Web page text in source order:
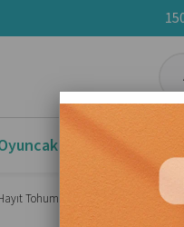
Kitaplar
Tohumu Faydaları